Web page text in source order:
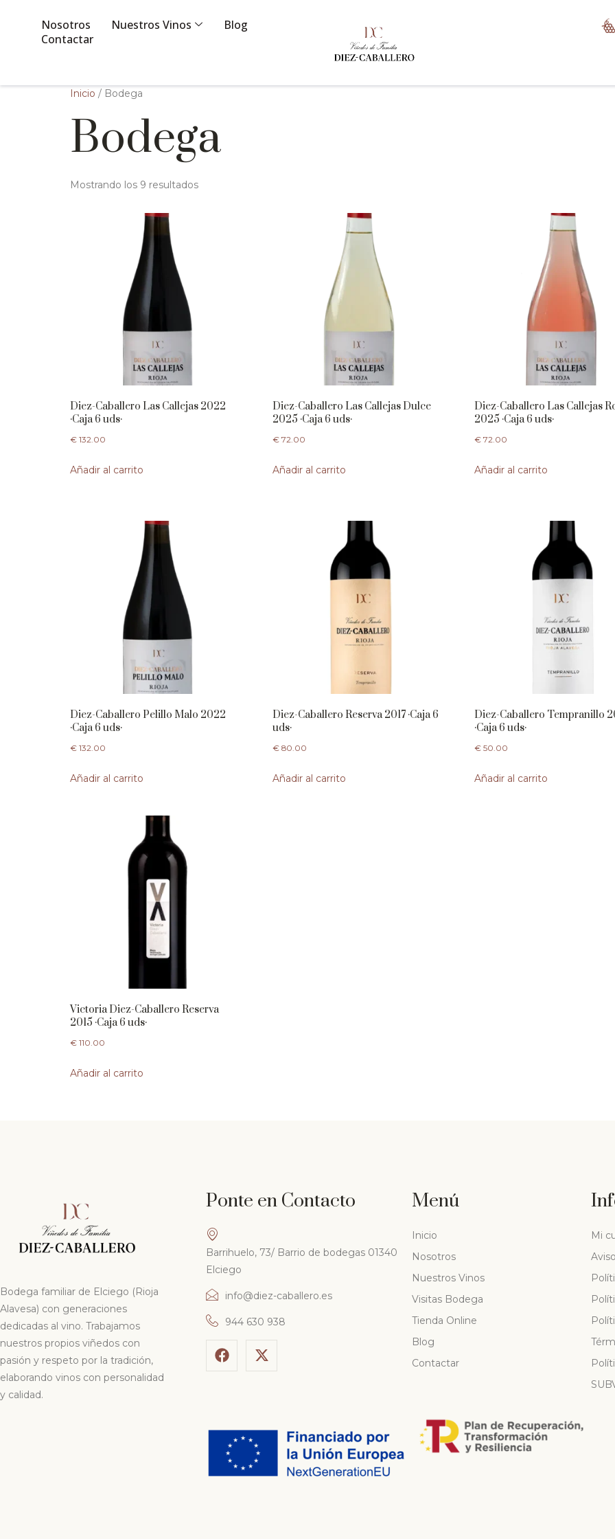
Nosotros Nuestros Vinos
Blog
Contactar
Inicio / Bodega
Bodega
Mostrando los 9 resultados
Diez-Caballero Las Callejas 2022
·Caja 6 uds·
€ 132.00
Añadir al carrito
Diez-Caballero Las Callejas Dulce
2025 ·Caja 6 uds·
€72.00
Añadir al carrito
Diez-Caballero Las Callejas
2025 ·Caja 6 uds·
€ 72.00
Añadir al carrito
Diez-Caballero Pelillo Malo 2022
·Caja 6 uds·
€ 132.00
Añadir al carrito
Diez-Caballero Reserva 2017 ·Caja 6
uds·
€80.00
Añadir al carrito
Diez-Caballero Tempranillo
·Caja 6 uds·
€ 50.00
Añadir al carrito
Victoria Diez-Caballero Reserva
2015 ·Caja 6 uds·
€ 110.00
Añadir al carrito
Bodega familiar de Elciego (Rioja
Alavesa) con generaciones
dedicadas al vino. Trabajamos
nuestros propios viñedos con
pasión y respeto por la tradición,
elaborando vinos con personalidad
y calidad.
Ponte en Contacto
Barrihuelo, 73/ Barrio de bodegas 01340
Elciego
info@diez-caballero.es
944 630 938
Menú
Inicio
Nosotros
Nuestros Vinos
Visitas Bodega
Tienda Online
Blog
Contactar
Mi